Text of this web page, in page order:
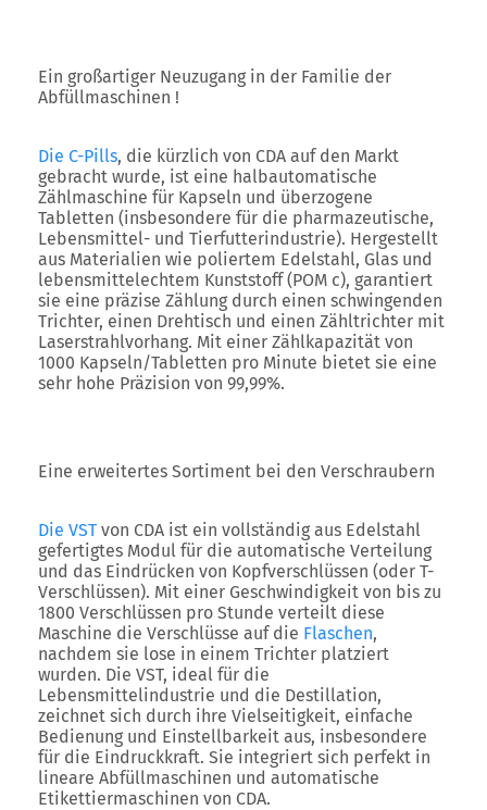
Ein großartiger Neuzugang in der Familie der
Abfüllmaschinen !
Die C-Pills, die kürzlich von CDA auf den Markt
gebracht wurde, ist eine halbautomatische
Zählmaschine für Kapseln und überzogene
Tabletten (insbesondere für die pharmazeutische,
Lebensmittel- und Tierfutterindustrie). Hergestellt
aus Materialien wie poliertem Edelstahl, Glas und
lebensmittelechtem Kunststoff (POM c), garantiert
sie eine präzise Zählung durch einen schwingenden
Trichter, einen Drehtisch und einen Zähltrichter mit
Laserstrahlvorhang. Mit einer Zählkapazität von
1000 Kapseln/Tabletten pro Minute bietet sie eine
sehr hohe Präzision von 99,99%.
Eine erweitertes Sortiment bei den Verschraubern
Die VST von CDA ist ein vollständig aus Edelstahl
gefertigtes Modul für die automatische Verteilung
und das Eindrücken von Kopfverschlüssen (oder T-
Verschlüssen). Mit einer Geschwindigkeit von bis zu
1800 Verschlüssen pro Stunde verteilt diese
Maschine die Verschlüsse auf die Flaschen,
nachdem sie lose in einem Trichter platziert
wurden. Die VST, ideal für die
Lebensmittelindustrie und die Destillation,
zeichnet sich durch ihre Vielseitigkeit, einfache
Bedienung und Einstellbarkeit aus, insbesondere
für die Eindruckkraft. Sie integriert sich perfekt in
lineare Abfüllmaschinen und automatische
Etikettiermaschinen von CDA.